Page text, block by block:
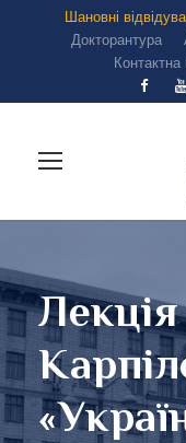
Шановні
Докторантура
Контактна